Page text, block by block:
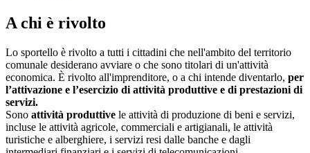
A chi è rivolto
Lo sportello è rivolto a tutti i cittadini che nell'ambito del territorio
comunale desiderano avviare o che sono titolari di un'attività
economica. È rivolto all'imprenditore, o a chi intende diventarlo, per
l’attivazione e l’esercizio di attività produttive e di prestazioni di
servizi.
Sono attività produttive le attività di produzione di beni e servizi,
incluse le attività agricole, commerciali e artigianali, le attività
turistiche e alberghiere, i servizi resi dalle banche e dagli